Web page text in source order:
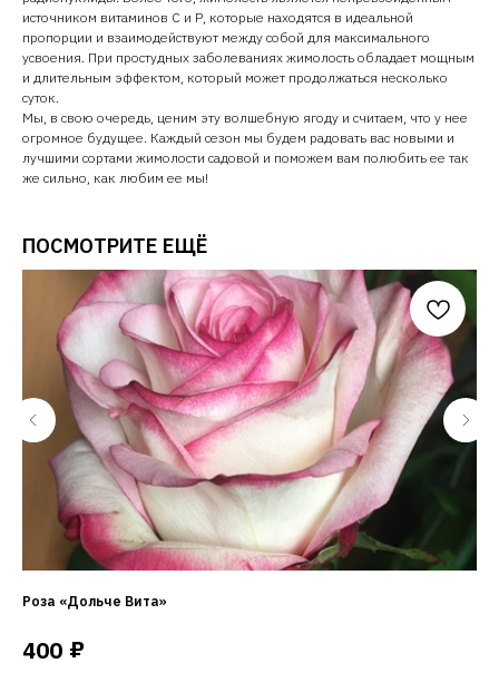
источником витаминов С и Р, которые находятся в идеальной
пропорции и взаимодействуют между собой для максимального
усвоения. При простудных заболеваниях жимолость обладает мощным
и длительным эффектом, который может продолжаться несколько
суток.
Мы, в свою очередь, ценим эту волшебную ягоду и считаем, что у нее
огромное будущее. Каждый сезон мы будем радовать вас новыми и
лучшими сортами жимолости садовой и поможем вам полюбить ее так
же сильно, как любим ее мы!
ПОСМОТРИТЕ ЕЩЁ
Роза «Дольче Вита»
400 ₽